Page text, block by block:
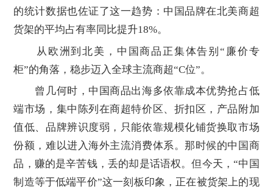
的统计数据也佐证了这一趋势：中国品牌在北美商超
货架的平均占有率同比提升18%。
从欧洲到北美，中国商品正集体告别“廉价专
柜”的角落，稳步迈入全球主流商超“C位”。
曾几何时，中国商品出海多依靠成本优势抢占低
端市场，集中陈列在商超特价区、折扣区，产品附加
值低、品牌辨识度弱，只能依靠规模化铺货换取市场
份额，难以进入海外主流消费体系。那时候的中国商
品，赚的是辛苦钱，丢的却是话语权。但今天，“中国
制造等于低端平价”这一刻板印象，正在被货架上的现